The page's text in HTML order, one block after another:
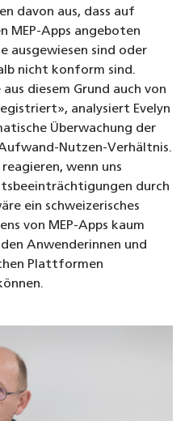
davon aus, dass auf
MEP-Apps angeboten
ausgewiesen sind oder
nicht konform sind.
diesem Grund auch von
analysiert Evelyn
Überwachung der
Nutzen-Verhältnis.
wenn uns
durch
ein schweizerisches
von MEP-Apps kaum
Anwenderinnen und
Plattformen